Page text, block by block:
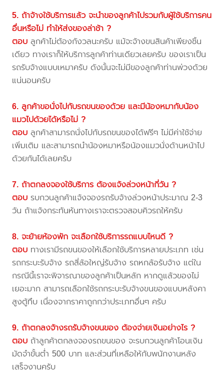
5. ถ้าจ้างใช้บริการแล้ว จะนำของลูกค้าไปรวมกับผู้ใช้บริการคน
อื่นหรือไม่ ทำให้ส่งของล่าช้า ?
ตอบ ลูกค้าไม่ต้องกังวลนะครับ แม้จะจ้างขนสินค้าเพียงชิ้น
เดียว ทางเราก็ให้บริการลูกค้าท่านเดียวเลยครับ ของเราเป็น
รถรับจ้างแบบเหมาครับ ดังนั้นจะไม่มีของลูกค้าท่านพ่วงด้วย
แน่นอนครับ
6. ลูกค้าขอนั่งไปกับรถขนของด้วย และมีน้องหมากับน้อง
แมวไปด้วยได้หรือไม่ ?
ตอบ ลูกค้าสามารถนั่งไปกับรถขนของได้ฟรีๆ ไม่มีค่าใช้จ่าย
เพิ่มเติม และสามารถนำน้องหมาหรือน้องแมวนั่งด้านหน้าไป
ด้วยกันได้เลยครับ
7. ถ้าตกลงจองใช้บริการ ต้องแจ้งล่วงหน้ากี่วัน ?
ตอบ รบกวนลูกค้าแจ้งจองรถรับจ้างล่วงหน้าประมาณ 2-3
วัน ถ้าแจ้งกระทันหันทางเราจะตรวจสอบคิวรถให้ครับ
8. จะย้ายห้องพัก จะเลือกใช้บริการรถแบบไหนดี ?
ตอบ ทางเรามีรถขนของให้เลือกใช้บริการหลายประเภท เช่น
รถกระบะรับจ้าง รถสี่ล้อใหญ่รับจ้าง รถหกล้อรับจ้าง แต่ใน
กรณีนี้เราจะพิจารณาของลูกค้าเป็นหลัก หากดูแล้วของไม่
เยอะมาก สามารถเลือกใช้รถกระบะรับจ้างขนของแบบหลังคา
สูงตู้ทึบ เนื่องจากราคาถูกกว่าประเภทอื่นๆ ครับ
9. ถ้าตกลงจ้างรถรับจ้างขนของ ต้องจ่ายเงินอย่างไร ?
ตอบ ถ้าลูกค้าตกลงจองรถขนของ จะรบกวนลูกค้าโอนเงิน
มัดจำขั้นต่ำ 500 บาท และส่วนที่เหลือให้กับพนักงานหลัง
เสร็จงานครับ